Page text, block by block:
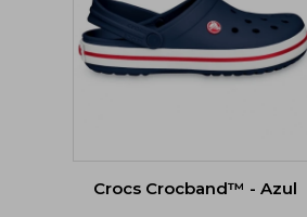
Crocs Crocband™ - Azul